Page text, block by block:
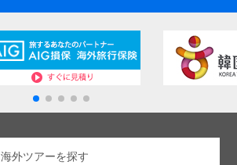
海外ツアーを探す